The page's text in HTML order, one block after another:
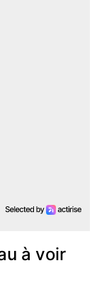
à voir